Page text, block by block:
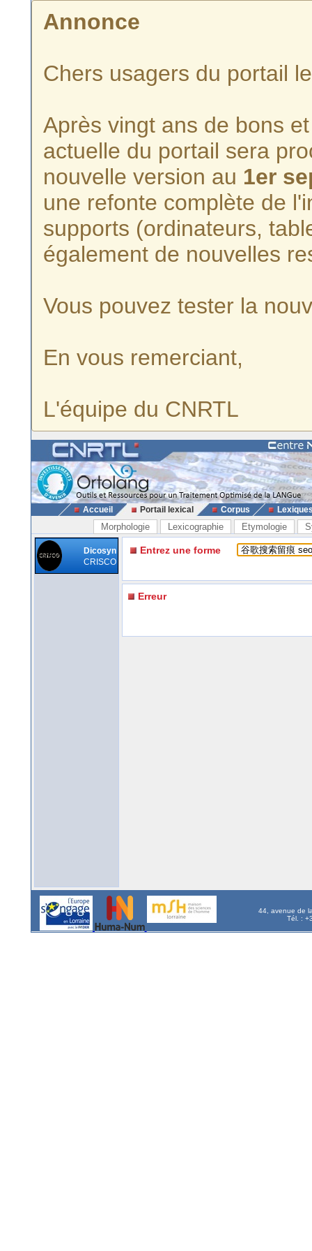
Annonce
Chers usagers du portail
Après vingt ans de bons
actuelle du portail sera
nouvelle version au 1er
une refonte complète de
supports (ordinateurs,
également de nouvelles
Vous pouvez tester la
En vous remerciant,
L'équipe du CNRTL
Accueil Portail lexical Corpus
Morphologie Lexicographie Etymologie
Dicosyn
CRISCO
Entrez une forme
Erreur
44, avenue de
Tél. :